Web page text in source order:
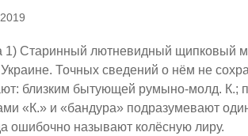
1) Старинный лютневидный щипковый
Украине. Точных сведений о нём не
близким бытующей румыно-молд. К.;
«К.» и «бандура» подразумевают
ошибочно называют колёсную лиру.